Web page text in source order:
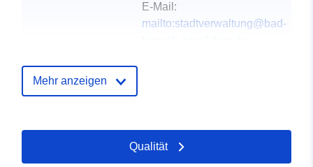
E-Mail:
mailto:stadtverwaltung@bad-
zavelstein.de
Mehr anzeigen
Qualität